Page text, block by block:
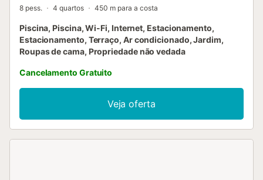
8 pess. 4 quartos 450 m para a costa
Piscina, Piscina, Wi-Fi, Internet, Estacionamento,
Estacionamento, Terraço, Ar condicionado, Jardim,
Roupas de cama, Propriedade não vedada
Cancelamento Gratuito
Veja oferta